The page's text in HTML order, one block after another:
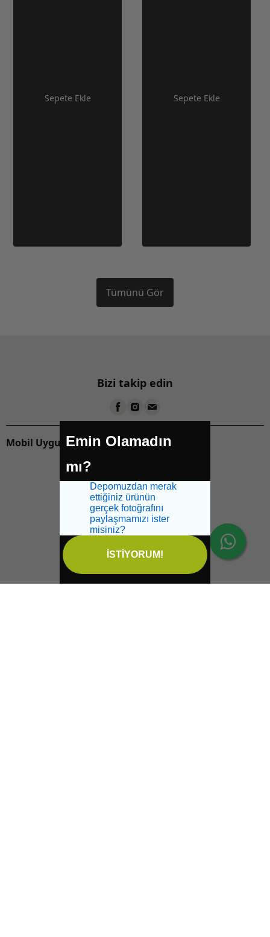
Sepete Ekle Sepete Ekle
Tümünü Gör
Bizi takip edin
Mobil Uygulamalarımızı İndirin:
Emin Olamadın
mı?
Depomuzdan merak
ettiğiniz ürünün
gerçek fotoğrafını
paylaşmamızı ister
misiniz?
İSTİYORUM!